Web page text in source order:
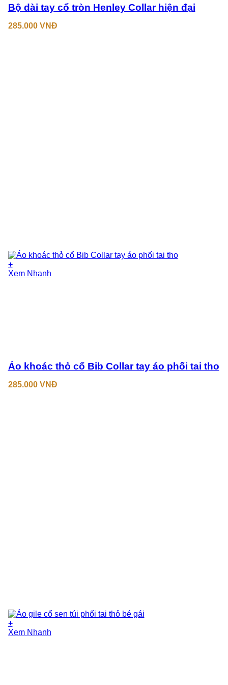
Bộ dài tay cổ tròn Henley Collar hiện đại
285.000 VNĐ
+
Xem Nhanh
Áo khoác thỏ cổ Bib Collar tay áo phối tai tho
285.000 VNĐ
+
Xem Nhanh